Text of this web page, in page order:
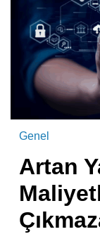
Genel
Artan